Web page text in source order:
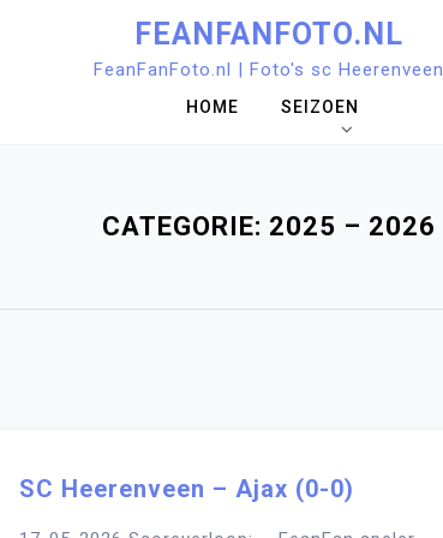
FEANFANFOTO.NL
FeanFanFoto.nl | Foto's sc Heerenveen
HOME SEIZOEN
CATEGORIE: 2025 – 2026
SC Heerenveen – Ajax (0-0)